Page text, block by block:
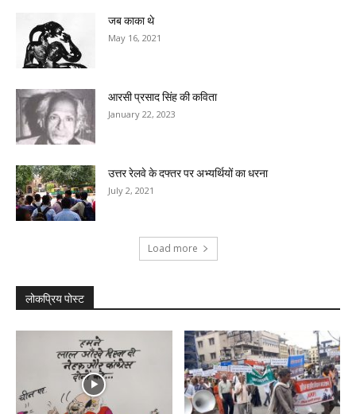
जब काका थे
May 16, 2021
आरसी प्रसाद सिंह की कविता
January 22, 2023
उत्तर रेलवे के दफ्तर पर अभ्यर्थियों का धरना
July 2, 2021
Load more
लोकप्रिय पोस्ट